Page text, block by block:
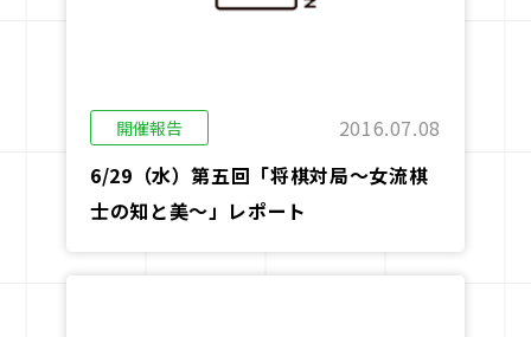
開催報告
2016.07.08
6/29（水）第五回「将棋対局～女流棋
士の知と美～」レポート